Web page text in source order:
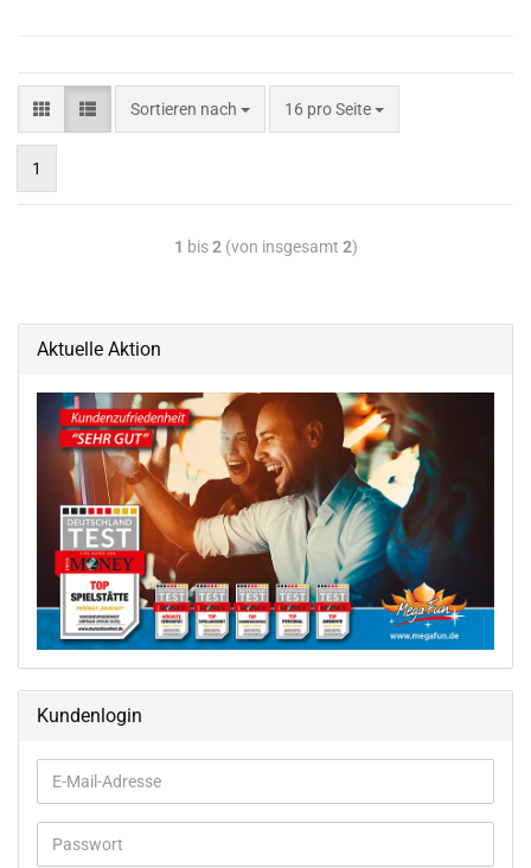
Sortieren nach 16 pro Seite
1
1 bis2(von insgesamt 2)
Aktuelle Aktion
Kundenlogin